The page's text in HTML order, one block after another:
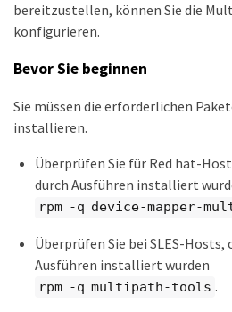
bereitzustellen, können Sie die
konfigurieren.
Bevor Sie beginnen
Sie müssen die erforderlichen
installieren.
Überprüfen Sie für Red hat-
durch Ausführen installiert
rpm -q device-mapper-
Überprüfen Sie bei SLES-Hosts,
Ausführen installiert wurden
rpm -q multipath-tools .